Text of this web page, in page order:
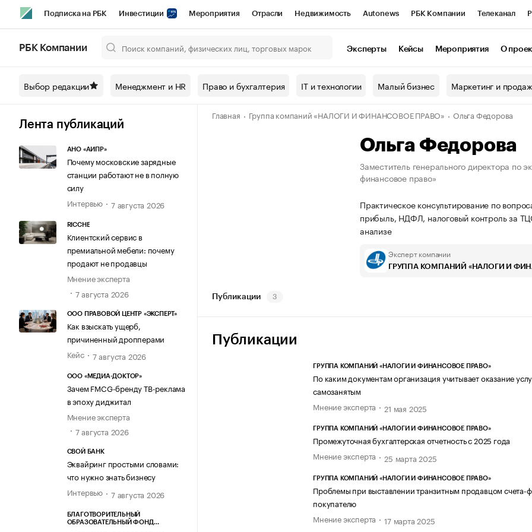
Подписка на РБК Инвестиции Мероприятия Отрасли Недвижимость Autonews РБК Компании Телеканал
Спецпроекты СПб Конференции СПб Спецпроекты Проверка контрагентов
Технологии и медиа Рынок наличной валюты
РБК Компании Эксперты Кейсы Мероприятия О
Выбор редакции Менеджмент и HR Право и бухгалтерия IT и технологии Малый бизнес Маркетинг и
Лента публикаций
АНО «АИПР»
Почему московские зарядные
станции работают не в полную
силу
Интервью
7 августа 2026
RICCHE
Клиентский сервис в
премиальной мебели: почему
продают не продавцы
Мнение эксперта
7 августа 2026
ООО ПРАВОВОЙ ЦЕНТР «ЭКСПЕРТ»
Как взыскать ущерб,
причиненный дропперами
Кейс
7 августа 2026
ООО «МЕДИА-ДОКТОР»
Зачем FMCG-бренду ТВ-реклама
в эпоху диджитал
Мнение эксперта
7 августа 2026
СВОЙ БАНК
Эквайринг простыми словами:
что нужно знать бизнесу
Интервью
7 августа 2026
БЛАГОТВОРИТЕЛЬНЫЙ
ОБРАЗОВАТЕЛЬНЫЙ ФОНД
Главная Группа компаний «НАЛОГИ И ФИНАНСОВОЕ ПРАВО» Ольга Федорова
Ольга Федорова
Заместитель генерального директора по
финансовое право»
Практическое консультирование по
прибыль, НДФЛ, налоговый контроль за
анализе
Эксперт компании
ГРУППА КОМПАНИЙ «НАЛОГИ И
Публикации 3
Публикации
ГРУППА КОМПАНИЙ «НАЛОГИ И ФИНАНСОВОЕ ПРАВО»
По каким документам организация учитывает оказание
самозанятым
Мнение эксперта
21 мая 2025
ГРУППА КОМПАНИЙ «НАЛОГИ И ФИНАНСОВОЕ ПРАВО»
Промежуточная бухгалтерская отчетность с 2025 года
Мнение эксперта
25 марта 2025
ГРУППА КОМПАНИЙ «НАЛОГИ И ФИНАНСОВОЕ ПРАВО»
Проблемы при выставлении транзитным продавцом счета-
покупателю
Мнение эксперта
17 марта 2025